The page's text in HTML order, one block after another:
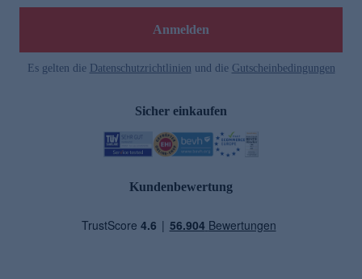
Anmelden
Es gelten die Datenschutzrichtlinien und die Gutscheinbedingungen
Sicher einkaufen
Kundenbewertung